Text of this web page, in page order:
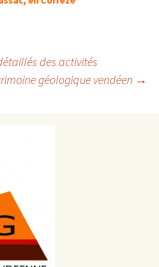
des activités
géologique vendéen →